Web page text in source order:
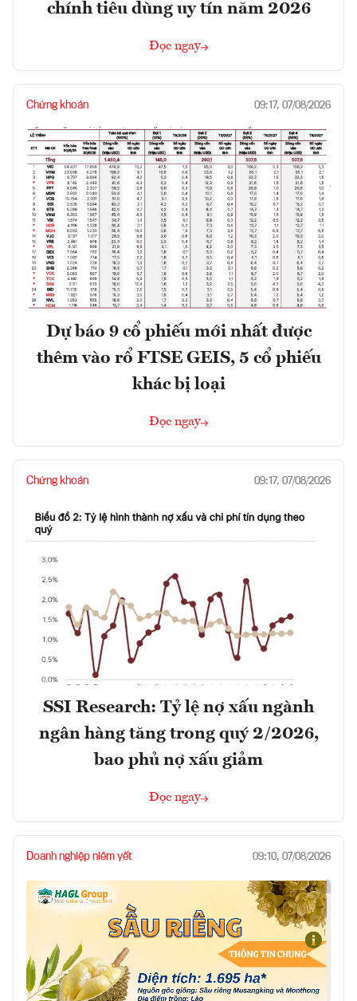
chính tiêu dùng uy tín năm 2026
Đọc ngay
Chứng khoán 09:17, 07/08/2026
Dự báo 9 cổ phiếu mới nhất được
thêm vào rổ FTSE GEIS, 5 cổ phiếu
khác bị loại
Đọc ngay
Chứng khoán 09:17, 07/08/2026
SSI Research: Tỷ lệ nợ xấu ngành
ngân hàng tăng trong quý 2/2026,
bao phủ nợ xấu giảm
Đọc ngay
Doanh nghiệp niêm yết 09:10, 07/08/2026